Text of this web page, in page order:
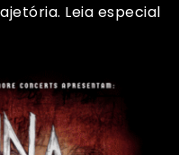
Leia especial